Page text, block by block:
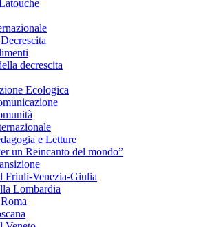
decrescita
Ecologica
e Letture
un Reincanto del mondo”
Friuli-Venezia-Giulia
Lombardia